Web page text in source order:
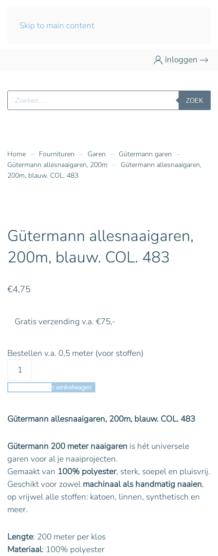
Skip to main content
Inloggen
Producten
zoeken
ZOEK
Home Fournituren Garen
Gütermann garen
Gütermann allesnaaigaren, 200m
Gütermann allesnaaigaren,
200m, blauw. COL. 483
Gütermann allesnaaigaren,
200m, blauw. COL. 483
€4,75
Gratis verzending v.a. €75,-
Bestellen v.a. 0,5 meter (voor stoffen)
Toevoegen aan winkelwagen
Gütermann allesnaaigaren, 200m, blauw. COL. 483
Gütermann 200 meter naaigaren is hét universele
garen voor al je naaiprojecten.
Gemaakt van 100% polyester, sterk, soepel en pluisvrij.
Geschikt voor zowel machinaal als handmatig naaien,
op vrijwel alle stoffen: katoen, linnen, synthetisch en
meer.
Lengte: 200 meter per klos
Materiaal: 100% polyester